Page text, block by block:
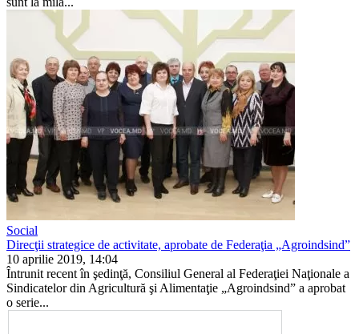
Social
Direcţii strategice de activitate, aprobate de Federaţia „Agroindsind”
10 aprilie 2019, 14:04
Întrunit recent în şedinţă, Consiliul General al Federaţiei Naţionale a
Sindicatelor din Agricultură şi Alimentaţie „Agroindsind” a aprobat
o serie...